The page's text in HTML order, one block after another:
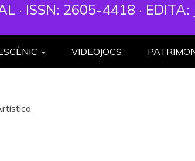
· ISSN: 2605-4418 ·
VIDEOJOCS